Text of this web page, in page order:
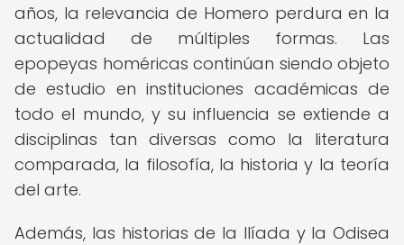
años, la relevancia de Homero perdura en la
actualidad de múltiples formas. Las
epopeyas homéricas continúan siendo objeto
de estudio en instituciones académicas de
todo el mundo, y su influencia se extiende a
disciplinas tan diversas como la literatura
comparada, la filosofía, la historia y la teoría
del arte.
Además, las historias de la Ilíada y la Odisea